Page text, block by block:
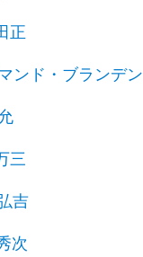
正
ンド・ブランデン
三
吉
次